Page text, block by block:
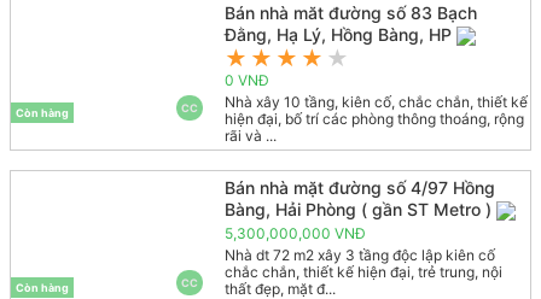
CC
Còn hàng
Bán nhà măt đường số 83 Bạch
Đằng, Hạ Lý, Hồng Bàng, HP
★ ★ ★ ★ ★
0 VNĐ
Nhà xây 10 tầng, kiên cố, chắc chắn, thiết kế
hiện đại, bố trí các phòng thông thoáng, rộng
rãi và ...
CC
Còn hàng
Bán nhà mặt đường số 4/97 Hồng
Bàng, Hải Phòng ( gần ST Metro )
5,300,000,000 VNĐ
Nhà dt 72 m2 xây 3 tầng độc lập kiên cố
chắc chắn, thiết kế hiện đại, trẻ trung, nội
thất đẹp, mặt đ...